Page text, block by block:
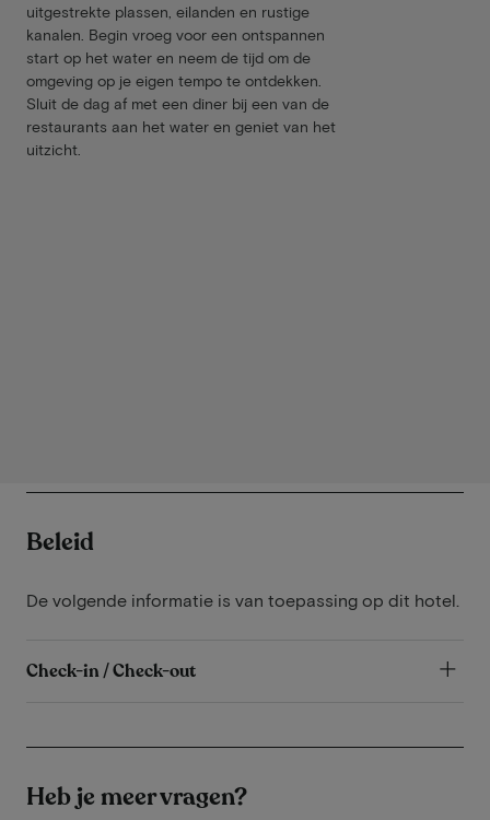
uitgestrekte plassen, eilanden en rustige
kanalen. Begin vroeg voor een ontspannen
start op het water en neem de tijd om de
omgeving op je eigen tempo te ontdekken.
Sluit de dag af met een diner bij een van de
restaurants aan het water en geniet van het
uitzicht.
Beleid
De volgende informatie is van toepassing op dit hotel.
Check-in / Check-out
Heb je meer vragen?